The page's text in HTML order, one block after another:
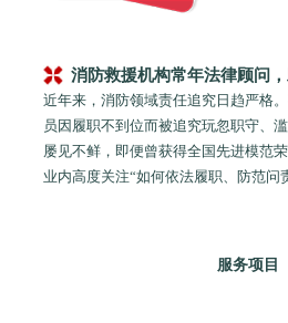
消防救援机构常年法律顾问
近年来，消防领域责任追究日趋严格
员因履职不到位而被追究玩忽职守、
屡见不鲜，即便曾获得全国先进模范
业内高度关注“如何依法履职、防范问
服务项目